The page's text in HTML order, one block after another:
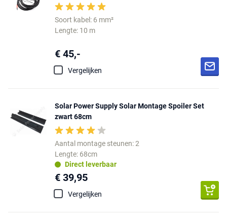
Soort kabel: 6 mm²
Lengte: 10 m
€ 45,-
Vergelijken
Solar Power Supply Solar Montage Spoiler Set
zwart 68cm
Aantal montage steunen: 2
Lengte: 68cm
Direct leverbaar
€ 39,95
Vergelijken